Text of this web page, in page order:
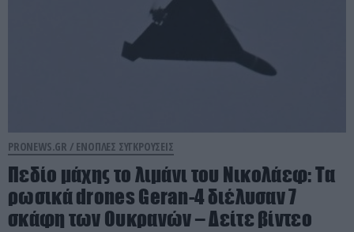
PRONEWS.GR / ΕΝΟΠΛΕΣ ΣΥΓΚΡΟΥΣΕΙΣ
Πεδίο μάχης το λιμάνι του Νικολάεφ: Τα
ρωσικά drones Geran-4 διέλυσαν 7
σκάφη των Ουκρανών – Δείτε βίντεο